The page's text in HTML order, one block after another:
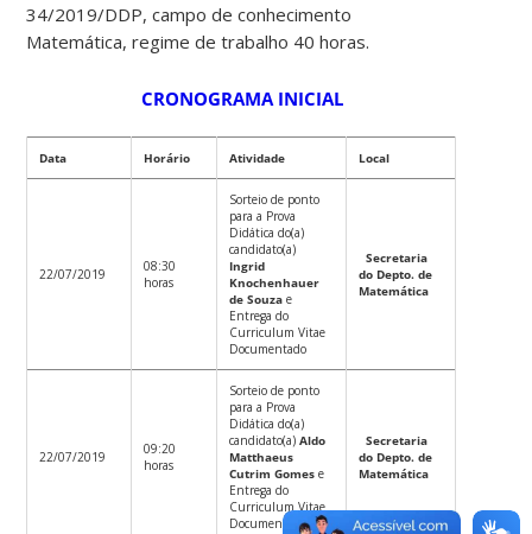
34/2019/DDP, campo de conhecimento
Matemática, regime de trabalho 40 horas.
CRONOGRAMA INICIAL
Data Horário Atividade Local
22/07/2019
08:30
horas
Sorteio de ponto
para a Prova
Didática do(a)
candidato(a)
Ingrid
Knochenhauer
de Souza e
Entrega do
Curriculum Vitae
Documentado
Secretaria
do Depto. de
Matemática
22/07/2019
09:20
horas
Sorteio de ponto
para a Prova
Didática do(a)
candidato(a)Aldo
Matthaeus
Cutrim Gomes e
Entrega do
Curriculum Vitae
Documentado
Secretaria
do Depto. de
Matemática